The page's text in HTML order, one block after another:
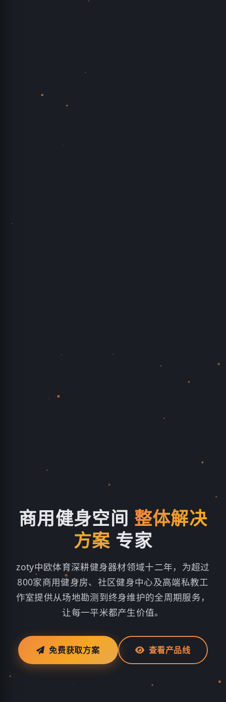
商用健身空间 整体解决
方案 专家
zoty中欧体育深耕健身器材领域十二年，为超过
800家商用健身房、社区健身中心及高端私教工
作室提供从场地勘测到终身维护的全周期服务，
让每一平米都产生价值。
免费获取方案 查看产品线